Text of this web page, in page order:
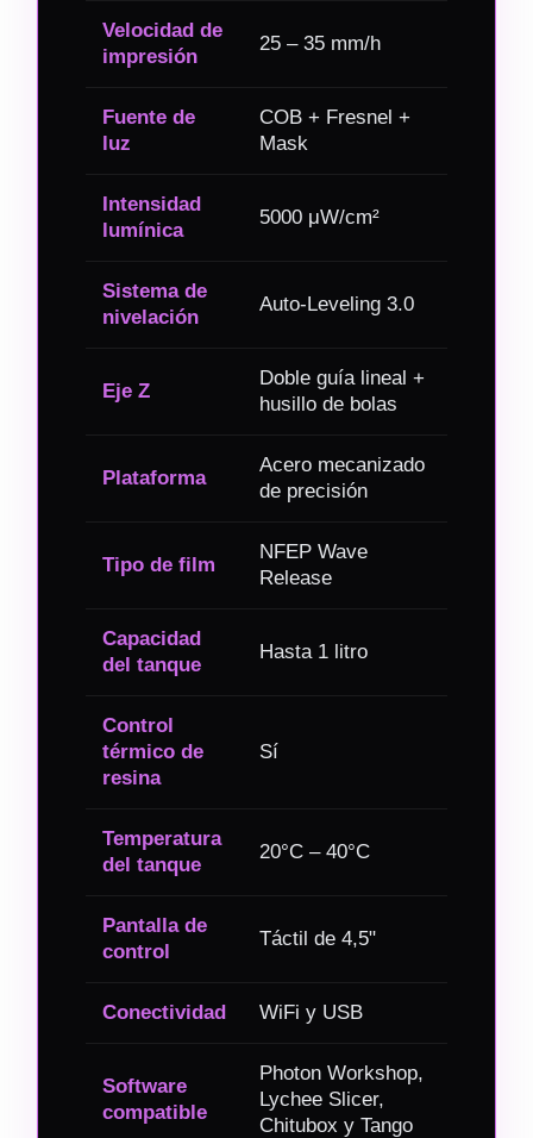
Velocidad de
impresión
25 – 35 mm/h
Fuente de
luz
COB + Fresnel +
Mask
Intensidad
lumínica
5000 μW/cm²
Sistema de
nivelación
Auto-Leveling 3.0
Eje Z
Doble guía lineal +
husillo de bolas
Plataforma
Acero mecanizado
de precisión
Tipo de film
NFEP Wave
Release
Capacidad
del tanque
Hasta 1 litro
Control
térmico de
resina
Sí
Temperatura
del tanque
20°C – 40°C
Pantalla de
control
Táctil de 4,5"
Conectividad WiFi y USB
Software
compatible
Photon Workshop,
Lychee Slicer,
Chitubox y Tango